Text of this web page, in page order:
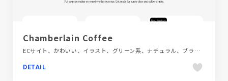
Chamberlain Coffee
ECサイト、かわいい、イラスト、グリーン系、ナチュラル、ブランド・サービスサイト、ポップ、大きめ写真、海外サイト、飲料・食品、飲食店・グルメ・ウェディング
DETAIL